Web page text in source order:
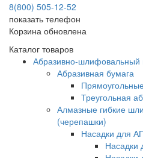
8(800) 505-12-52
показать телефон
Корзина обновлена
Каталог товаров
Абразивно-шлифовальный
Абразивная бумага
Треугольная
Алмазные гибкие
(черепашки)
Насадки для
Насадки